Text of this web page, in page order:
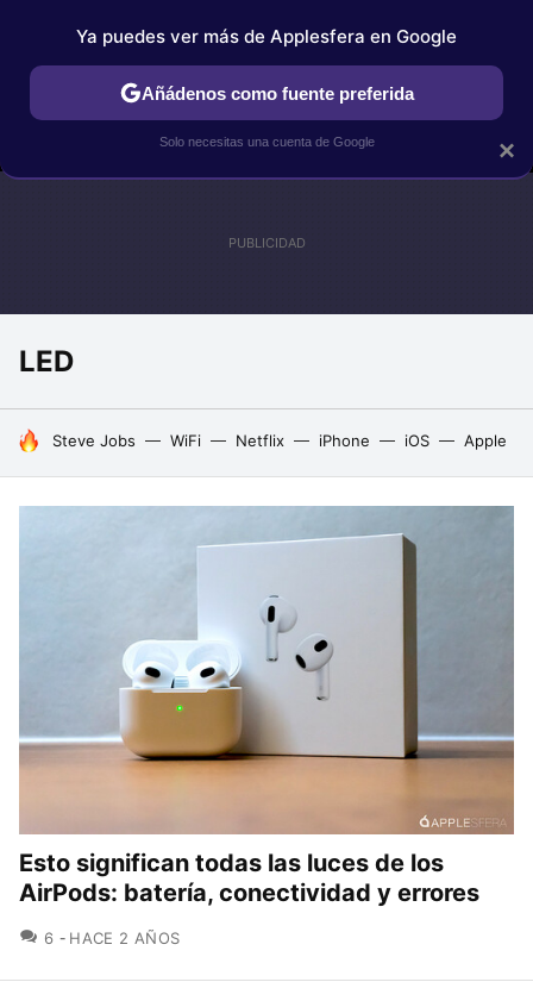
MENÚ NUEVO
TUTORIALES APPLESFERA SELECCIÓN
LED
HOY SE HABLA DE
Steve Jobs WiFi Netflix iPhone iOS Apple
Esto significan todas las luces de los
AirPods: batería, conectividad y errores
6 COMENTARIOS
HACE 2 AÑOS
×
Ya puedes ver más de Applesfera en Google
Añádenos como fuente preferida
Solo necesitas una cuenta de Google